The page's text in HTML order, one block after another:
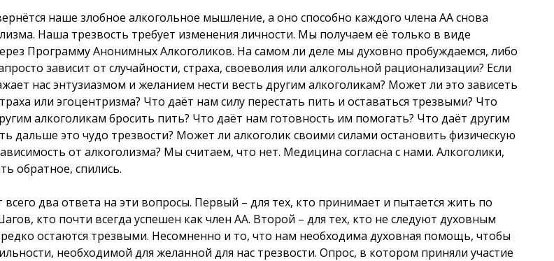
наше злобное алкогольное мышление, а оно способно каждого члена АА снова
Наша трезвость требует изменения личности. Мы получаем её только в виде
Программу Анонимных Алкоголиков. На самом ли деле мы духовно пробуждаемся, либо
зависит от случайности, страха, своеволия или алкогольной рационализации? Если
нас энтузиазмом и желанием нести весть другим алкоголикам? Может ли это зависеть
или эгоцентризма? Что даёт нам силу перестать пить и оставаться трезвыми? Что
алкоголикам бросить пить? Что даёт нам готовность им помогать? Что даёт другим
дальше это чудо трезвости? Может ли алкоголик своими силами остановить физическую
от алкоголизма? Мы считаем, что нет. Медицина согласна с нами. Алкоголики,
обратное, спились.
два ответа на эти вопросы. Первый – для тех, кто принимает и пытается жить по
кто почти всегда успешен как член АА. Второй – для тех, кто не следуют духовным
остаются трезвыми. Несомненно и то, что нам необходима духовная помощь, чтобы
необходимой для желанной для нас трезвости. Опрос, в котором приняли участие